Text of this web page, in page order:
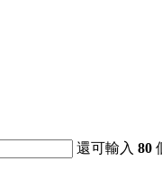
還可輸入80